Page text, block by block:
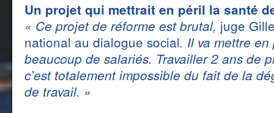
Un projet qui mettrait en péril la santé
« Ce projet de réforme est brutal, juge
national au dialogue social. Il va mettre
beaucoup de salariés. Travailler 2 ans de
c’est totalement impossible du fait de la
de travail. »